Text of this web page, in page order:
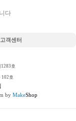
다
고객센터
호
102호
by MakeShop